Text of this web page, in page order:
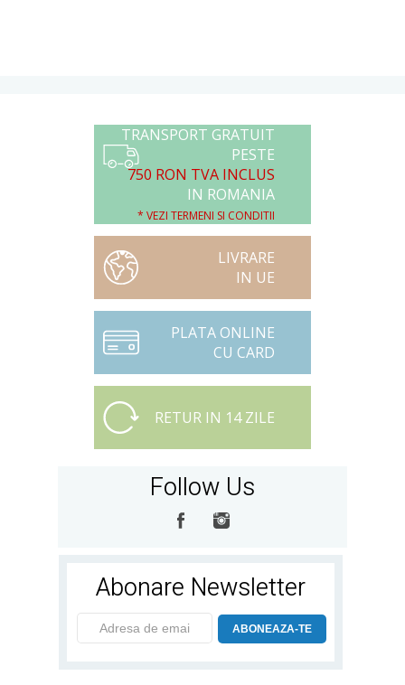
TRANSPORT GRATUIT
PESTE
750 RON TVA INCLUS
IN ROMANIA
* VEZI TERMENI SI CONDITII
LIVRARE
IN UE
PLATA ONLINE
CU CARD
RETUR IN 14 ZILE
Follow Us
Abonare Newsletter
ABONEAZA-TE